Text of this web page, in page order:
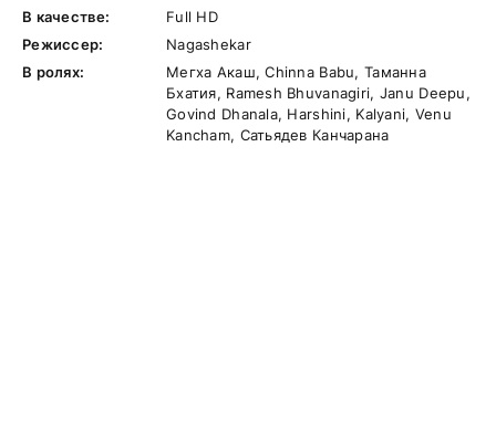
В качестве:
Full HD
Режиссер:
Nagashekar
В ролях:
Мегха Акаш, Chinna Babu, Таманна
Бхатия, Ramesh Bhuvanagiri, Janu Deepu,
Govind Dhanala, Harshini, Kalyani, Venu
Kancham, Сатьядев Канчарана